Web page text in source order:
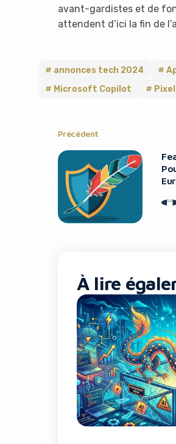
avant-gardistes et de
attendent d’ici la fin de
annonces tech 2024
Microsoft Copilot
Précédent
À lire